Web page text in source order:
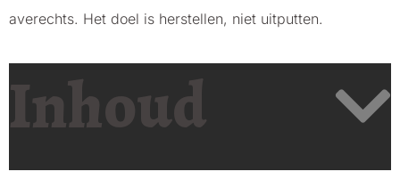
averechts. Het doel is herstellen, niet uitputten.
Inhoud